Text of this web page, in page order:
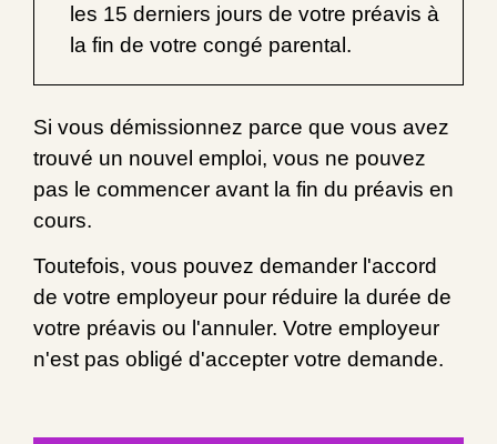
les 15 derniers jours de votre préavis à
la fin de votre congé parental.
Si vous démissionnez parce que vous avez
trouvé un nouvel emploi, vous ne pouvez
pas le commencer avant la fin du préavis en
cours.
Toutefois, vous pouvez demander l'accord
de votre employeur pour réduire la durée de
votre préavis ou l'annuler. Votre employeur
n'est pas obligé d'accepter votre demande.